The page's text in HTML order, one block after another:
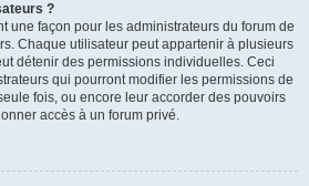
?
une façon pour les administrateurs du forum de
Chaque utilisateur peut appartenir à plusieurs
détenir des permissions individuelles. Ceci
qui pourront modifier les permissions de
fois, ou encore leur accorder des pouvoirs
accès à un forum privé.